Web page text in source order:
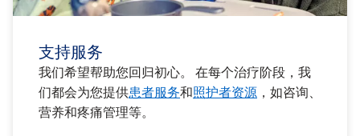
支持服务
我们希望帮助您回归初心。 在每个治疗阶段，我
们都会为您提供患者服务和照护者资源 ，如咨询、
营养和疼痛管理等。